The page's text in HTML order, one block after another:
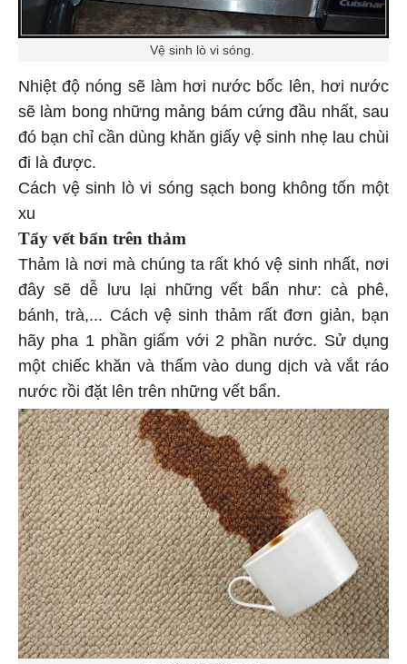
Vệ sinh lò vi sóng.
Nhiệt độ nóng sẽ làm hơi nước bốc lên, hơi nước
sẽ làm bong những mảng bám cứng đầu nhất, sau
đó bạn chỉ cần dùng khăn giấy vệ sinh nhẹ lau chùi
đi là được.
Cách vệ sinh lò vi sóng sạch bong không tốn một
xu
Tẩy vết bẩn trên thảm
Thảm là nơi mà chúng ta rất khó vệ sinh nhất, nơi
đây sẽ dễ lưu lại những vết bẩn như: cà phê,
bánh, trà,... Cách vệ sinh thảm rất đơn giản, bạn
hãy pha 1 phần giấm với 2 phần nước. Sử dụng
một chiếc khăn và thấm vào dung dịch và vắt ráo
nước rồi đặt lên trên những vết bẩn.